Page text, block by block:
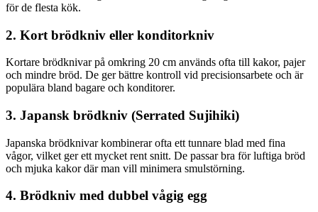
för de flesta kök.
2. Kort brödkniv eller konditorkniv
Kortare brödknivar på omkring 20 cm används ofta till kakor, pajer
och mindre bröd. De ger bättre kontroll vid precisionsarbete och är
populära bland bagare och konditorer.
3. Japansk brödkniv (Serrated Sujihiki)
Japanska brödknivar kombinerar ofta ett tunnare blad med fina
vågor, vilket ger ett mycket rent snitt. De passar bra för luftiga bröd
och mjuka kakor där man vill minimera smulstörning.
4. Brödkniv med dubbel vågig egg